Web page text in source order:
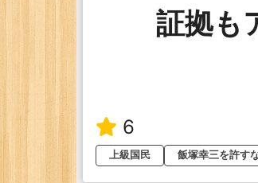
証拠も
6
上級国民
飯塚幸三を許す